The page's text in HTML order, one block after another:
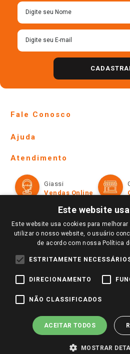
Fale Conosco
Lojas Físicas e Horários
Ofertas
Televendas
Perguntas frequentes
Trabalhe Conosco
Identidade Visual
Ajuda
Formas de Pagamento
Políticas de entrega
Trocas e Devoluções
Atendimento
Giassi
Vendas Online
Redes Sociais
Pagamento e Segurança
Este website
Este website usa cookies para
utilizar o nosso website, o usuário
de acordo com nossa Política
ESTRITAMENTE
DIRECIONAMENTO
NÃO CLASSIFICADOS
ACEITAR TODOS
MOSTRAR